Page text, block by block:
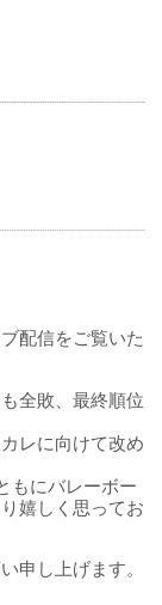
配信をご覧いた
全敗、最終順位
レに向けて改め
もにバレーボー
嬉しく思ってお
申し上げます。